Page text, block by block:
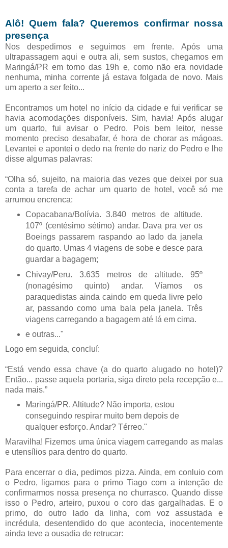
Alô! Quem fala? Queremos confirmar nossa
presença
Nos despedimos e seguimos em frente. Após uma
ultrapassagem aqui e outra ali, sem sustos, chegamos em
Maringá/PR em torno das 19h e, como não era novidade
nenhuma, minha corrente já estava folgada de novo. Mais
um aperto a ser feito...
Encontramos um hotel no início da cidade e fui verificar se
havia acomodações disponíveis. Sim, havia! Após alugar
um quarto, fui avisar o Pedro. Pois bem leitor, nesse
momento preciso desabafar, é hora de chorar as mágoas.
Levantei e apontei o dedo na frente do nariz do Pedro e lhe
disse algumas palavras:
“Olha só, sujeito, na maioria das vezes que deixei por sua
conta a tarefa de achar um quarto de hotel, você só me
arrumou encrenca:
Copacabana/Bolívia. 3.840 metros de altitude.
107º (centésimo sétimo) andar. Dava pra ver os
Boeings passarem raspando ao lado da janela
do quarto. Umas 4 viagens de sobe e desce para
guardar a bagagem;
Chivay/Peru. 3.635 metros de altitude. 95º
(nonagésimo quinto) andar. Víamos os
paraquedistas ainda caindo em queda livre pelo
ar, passando como uma bala pela janela. Três
viagens carregando a bagagem até lá em cima.
e outras..."
Logo em seguida, concluí:
“Está vendo essa chave (a do quarto alugado no hotel)?
Então... passe aquela portaria, siga direto pela recepção e...
nada mais.”
Maringá/PR. Altitude? Não importa, estou
conseguindo respirar muito bem depois de
qualquer esforço. Andar? Térreo."
Maravilha! Fizemos uma única viagem carregando as malas
e utensílios para dentro do quarto.
Para encerrar o dia, pedimos pizza. Ainda, em conluio com
o Pedro, ligamos para o primo Tiago com a intenção de
confirmarmos nossa presença no churrasco. Quando disse
isso o Pedro, arteiro, puxou o coro das gargalhadas. E o
primo, do outro lado da linha, com voz assustada e
incrédula, desentendido do que acontecia, inocentemente
ainda teve a ousadia de retrucar: